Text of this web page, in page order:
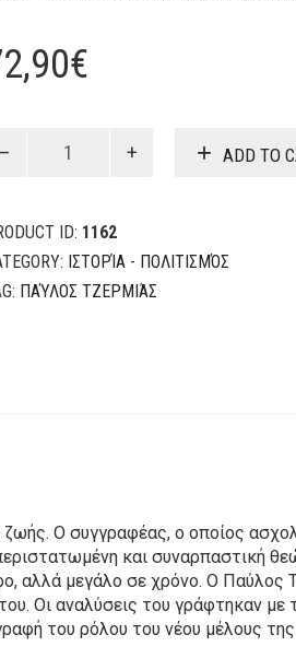
€
ADD TO
ID: 1162
ΙΣΤΟΡΊΑ - ΠΟΛΙΤΙΣΜΌΣ
ΠΑΎΛΟΣ ΤΖΕΡΜΙΆΣ
O συγγραφέας, ο οποίος
και συναρπαστική
αλλά μεγάλο σε χρόνο. O
Oι αναλύσεις του γράφτηκαν με
του ρόλου του νέου μέλους